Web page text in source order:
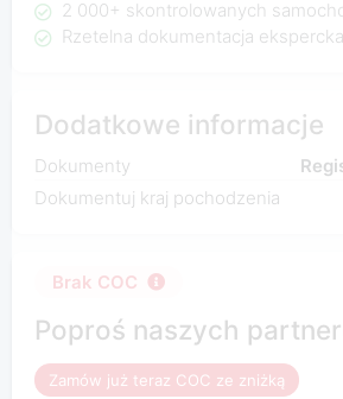
2 000+ skontrolowanych
Rzetelna dokumentacja ekspercka
Dodatkowe informacje
Dokumenty
Dokumentuj kraj pochodzenia
Brak COC
Poproś naszych
Zamów już teraz COC ze zniżką